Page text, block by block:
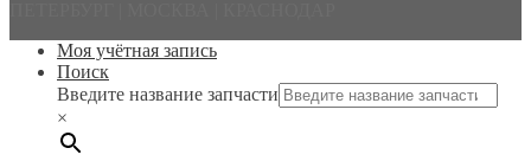
Моя учётная запись
Поиск
Введите название запчасти
×